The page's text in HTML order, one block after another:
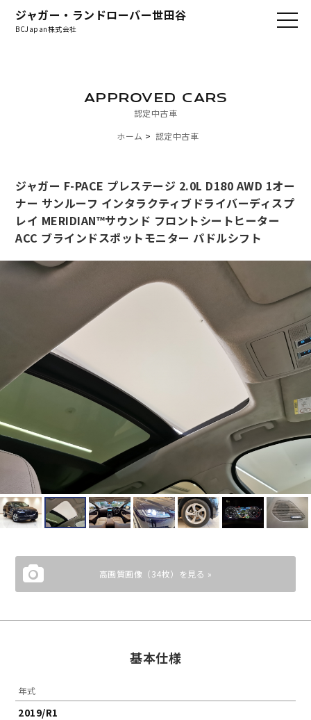
ジャガー・ランドローバー世田谷
BCJapan株式会社
認定中古車
APPROVED CARS
ホーム 認定中古車
ジャガー F-PACE プレステージ 2.0L D180 AWD 1オー
ナー サンルーフ インタラクティブドライバーディスプ
レイ MERIDIAN™サウンド フロントシートヒーター
ACC ブラインドスポットモニター パドルシフト
高画質画像（34枚）を見る »
基本仕様
年式
2019/R1